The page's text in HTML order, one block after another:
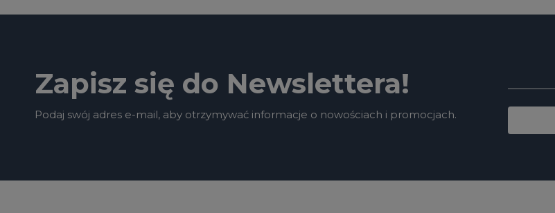
Zapisz się do Newslettera!
Podaj swój adres e-mail, aby otrzymywać informacje o nowościach i promocjach.